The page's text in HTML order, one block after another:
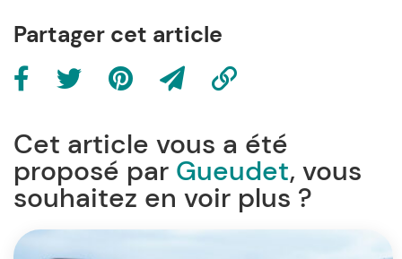
Partager cet article
Cet article vous a été
proposé par Gueudet, vous
souhaitez en voir plus ?